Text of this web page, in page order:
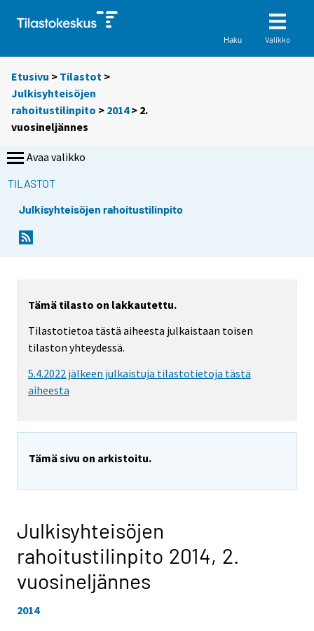
Haku Valikko
Etusivu > Tilastot >
Julkisyhteisöjen
rahoitustilinpito > 2014> 2.
vuosineljännes
Avaa valikko
TILASTOT
Julkisyhteisöjen rahoitustilinpito
Tämä tilasto on lakkautettu.
Tilastotietoa tästä aiheesta julkaistaan toisen
tilaston yhteydessä.
5.4.2022 jälkeen julkaistuja tilastotietoja tästä
aiheesta
Tämä sivu on arkistoitu.
Julkisyhteisöjen
rahoitustilinpito 2014, 2.
vuosineljännes
2014